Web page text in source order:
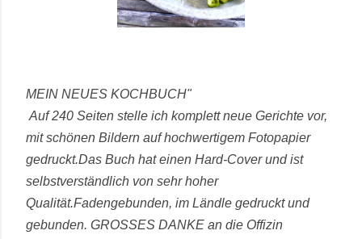
MEIN NEUES KOCHBUCH"
Auf 240 Seiten stelle ich komplett neue Gerichte vor,
mit schönen Bildern auf hochwertigem Fotopapier
gedruckt.Das Buch hat einen Hard-Cover und ist
selbstverständlich von sehr hoher
Qualität.Fadengebunden, im Ländle gedruckt und
gebunden. GROSSES DANKE an die Offizin